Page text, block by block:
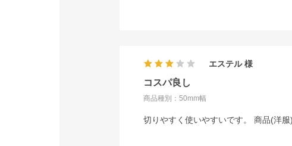
コスパ良し
商品種別：50mm幅
エステル
切りやすく使いやすいです。 商品(洋